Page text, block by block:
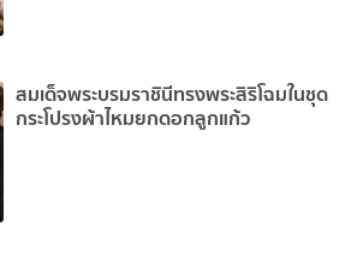
สมเด็จพระบรมราชินีทรงพระสิริโฉมในชุด
กระโปรงผ้าไหมยกดอกลูกแก้ว